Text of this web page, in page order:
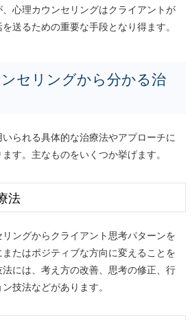
心理カウンセリングはクライアントが
送るための重要な手段となり得ます。
セリングから分かる治
られる具体的な治療法やアプローチに
す。主なものをいくつか挙げます。
法
ングからクライアント思考パターンを
たはポジティブな方向に変えることを
には、考え方の改善、思考の修正、行
技法などがあります。